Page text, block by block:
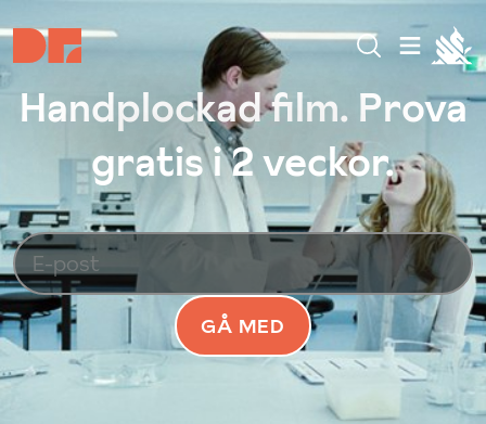
Handplockad film. Prova
gratis i 2 veckor.
GÅ MED